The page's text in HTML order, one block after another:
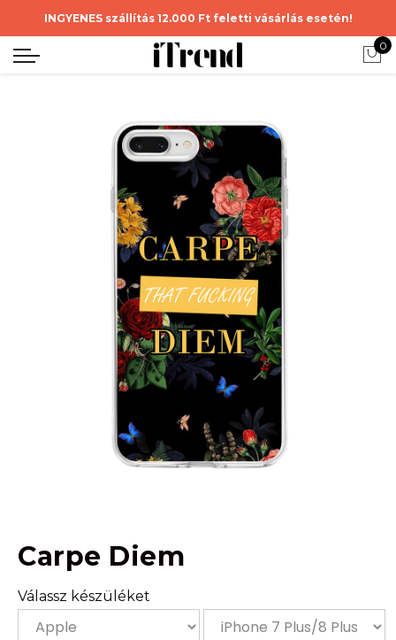
INGYENES szállítás 12.000 Ft feletti vásárlás esetén!
0
Carpe Diem
Válassz készüléket